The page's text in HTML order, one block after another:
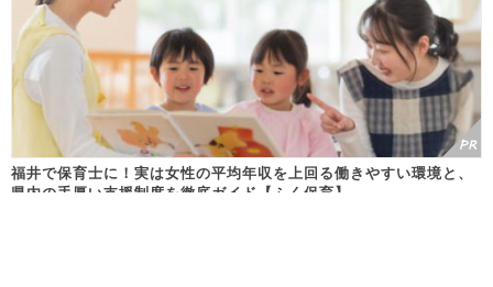
福井で保育士に！実は女性の平均年収を上回る働きやすい環境と、
県内の手厚い支援制度を徹底ガイド【ふく保育】